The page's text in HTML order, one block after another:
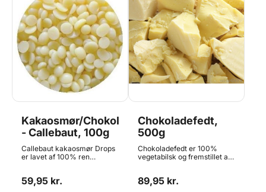
Kakaosmør/Chokoladefedt
- Callebaut, 100g
Callebaut kakaosmør Drops
er lavet af 100% ren
Drops er perfekt egnet til
59,95 kr.
Chokoladefedt,
500g
Chokoladefedt er 100%
vegetabilsk og fremstillet af
som er udvundet af
89,95 kr.